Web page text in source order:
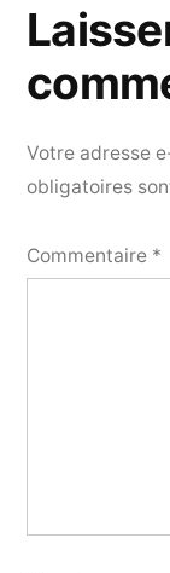
Votre adresse
obligatoires
Commentaire *